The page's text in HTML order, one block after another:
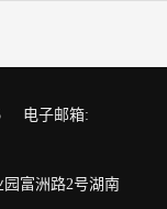
电子邮箱:
富洲路2号湖南